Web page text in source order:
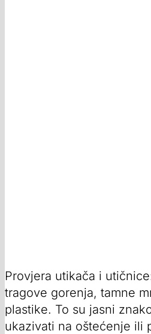
Provjera utikača i
tragove gorenja, tamne
plastike. To su jasni
ukazivati na oštećenje ili